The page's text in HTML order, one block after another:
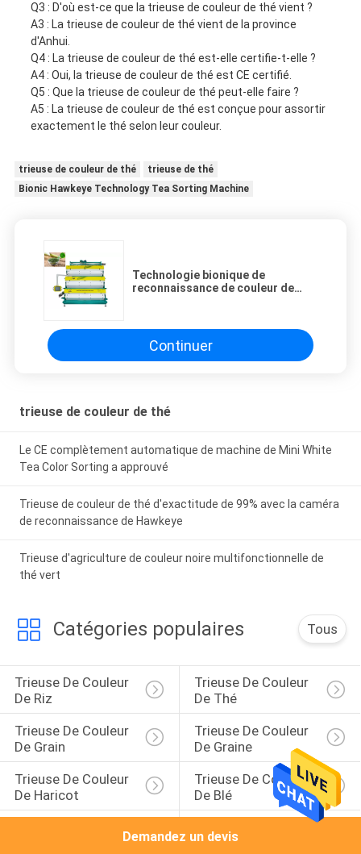
Q3 : D'où est-ce que la trieuse de couleur de thé vient ?
A3 : La trieuse de couleur de thé vient de la province
d'Anhui.
Q4 : La trieuse de couleur de thé est-elle certifie-t-elle ?
A4 : Oui, la trieuse de couleur de thé est CE certifié.
Q5 : Que la trieuse de couleur de thé peut-elle faire ?
A5 : La trieuse de couleur de thé est conçue pour assortir
exactement le thé selon leur couleur.
trieuse de couleur de thé
trieuse de thé
Bionic Hawkeye Technology Tea Sorting Machine
Technologie bionique de
reconnaissance de couleur de
Continuer
trieuse de couleur de thé
Le CE complètement automatique de machine de Mini White
Tea Color Sorting a approuvé
Trieuse de couleur de thé d'exactitude de 99% avec la caméra
de reconnaissance de Hawkeye
Trieuse d'agriculture de couleur noire multifonctionnelle de
thé vert
Catégories populaires Tous
Trieuse De Couleur
De Riz
Trieuse De Couleur
De Thé
Trieuse De Couleur
De Grain
Trieuse De Couleur
De Graine
Trieuse De Couleur
De Haricot
Trieuse De Couleur
De Blé
Trieuse Infrarouge
Demandez un devis